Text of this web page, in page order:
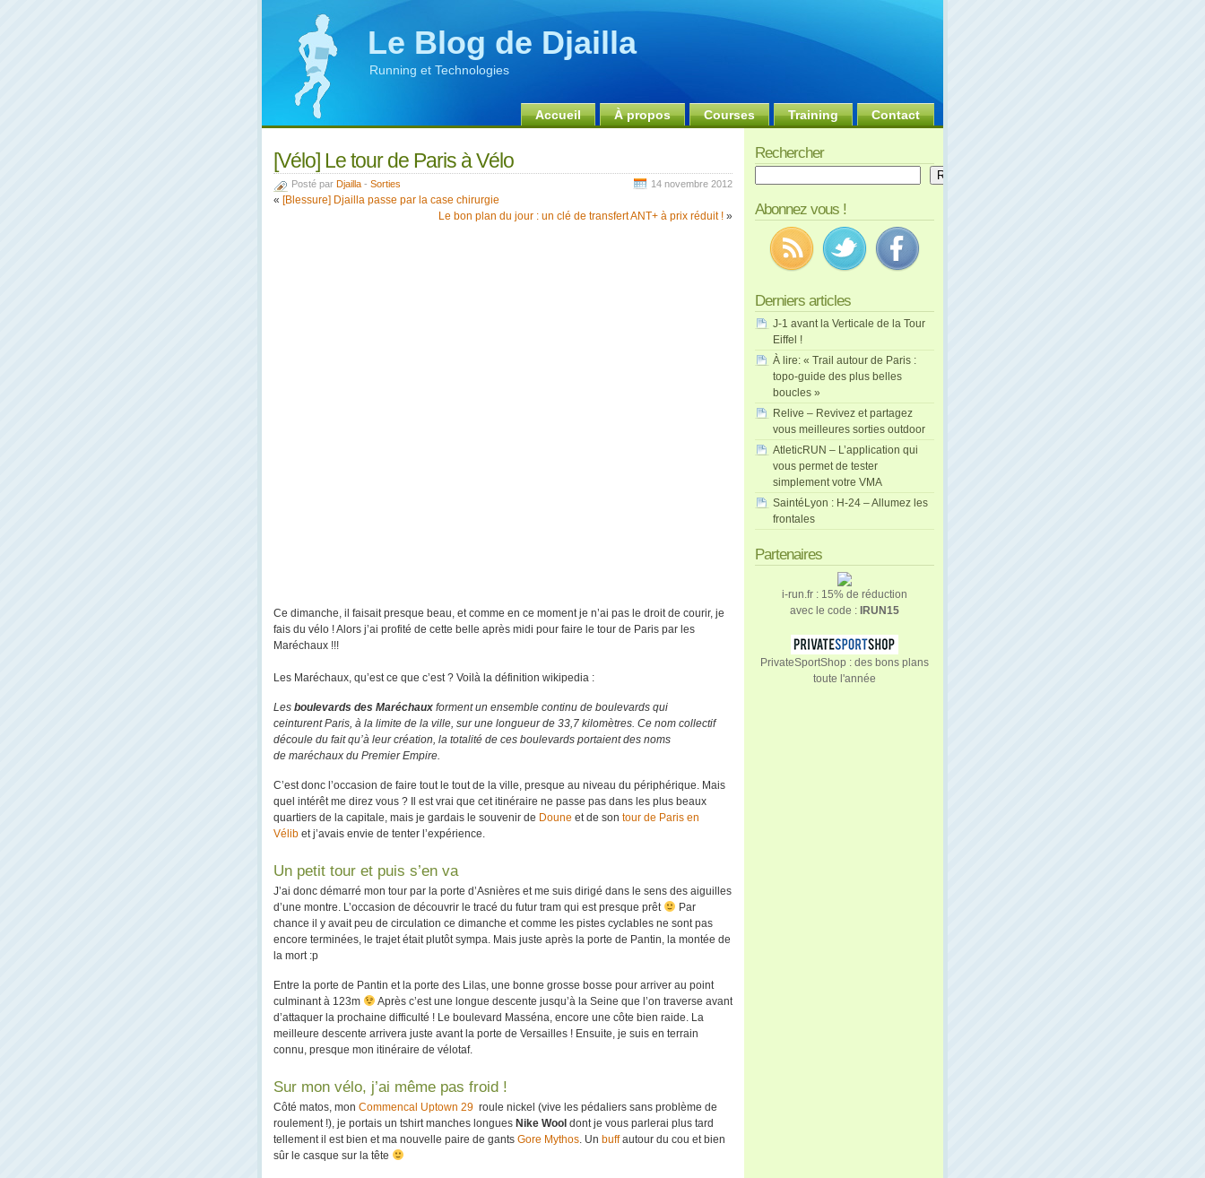
Le Blog de Djailla
Running et Technologies
Accueil À propos Courses Training Contact
[Vélo] Le tour de Paris à Vélo
Posté par Djailla - Sorties 14 novembre 2012
« [Blessure] Djailla passe par la case chirurgie
Le bon plan du jour : un clé de transfert ANT+ à prix réduit ! »
Ce dimanche, il faisait presque beau, et comme en ce moment je n’ai pas le droit de courir, je
fais du vélo ! Alors j’ai profité de cette belle après midi pour faire le tour de Paris par les
Maréchaux !!!
Les Maréchaux, qu’est ce que c’est ? Voilà la définition wikipedia :
Les boulevards des Maréchaux forment un ensemble continu de boulevards qui
ceinturent Paris, à la limite de la ville, sur une longueur de 33,7 kilomètres. Ce nom collectif
découle du fait qu’à leur création, la totalité de ces boulevards portaient des noms
de maréchaux du Premier Empire.
C’est donc l’occasion de faire tout le tout de la ville, presque au niveau du périphérique. Mais
quel intérêt me direz vous ? Il est vrai que cet itinéraire ne passe pas dans les plus beaux
quartiers de la capitale, mais je gardais le souvenir de Doune et de son tour de Paris en
Vélib et j’avais envie de tenter l’expérience.
Un petit tour et puis s’en va
J’ai donc démarré mon tour par la porte d’Asnières et me suis dirigé dans le sens des aiguilles
d’une montre. L’occasion de découvrir le tracé du futur tram qui est presque prêt
Par
chance il y avait peu de circulation ce dimanche et comme les pistes cyclables ne sont pas
encore terminées, le trajet était plutôt sympa. Mais juste après la porte de Pantin, la montée de
la mort :p
Entre la porte de Pantin et la porte des Lilas, une bonne grosse bosse pour arriver au point
culminant à 123m
Après c’est une longue descente jusqu’à la Seine que l’on traverse avant
d’attaquer la prochaine difficulté ! Le boulevard Masséna, encore une côte bien raide. La
meilleure descente arrivera juste avant la porte de Versailles ! Ensuite, je suis en terrain
connu, presque mon itinéraire de vélotaf.
Sur mon vélo, j’ai même pas froid !
Côté matos, mon Commencal Uptown 29 roule nickel (vive les pédaliers sans problème de
roulement !), je portais un tshirt manches longues Nike Wool dont je vous parlerai plus tard
tellement il est bien et ma nouvelle paire de gants Gore Mythos. Un buffautour du cou et bien
sûr le casque sur la tête
Rechercher
Rechercher
Abonnez vous !
Derniers articles
J-1 avant la Verticale de la Tour
Eiffel !
À lire: « Trail autour de Paris :
topo-guide des plus belles
boucles »
Relive – Revivez et partagez
vous meilleures sorties outdoor
AtleticRUN – L’application qui
vous permet de tester
simplement votre VMA
SaintéLyon : H-24 – Allumez les
frontales
Partenaires
i-run.fr : 15% de réduction
avec le code : IRUN15
PrivateSportShop : des bons plans
toute l'année